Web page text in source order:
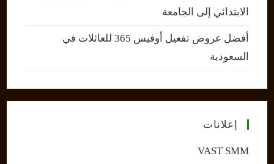
الابتدائي إلى الجامعة
أفضل عروض تفعيل أوفيس 365 للعائلات في
السعودية
إعلانات
VAST SMM